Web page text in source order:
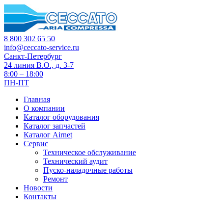
8 800 302 65 50
info@ceccato-service.ru
Санкт-Петербург
24 линия В.О., д. 3-7
8:00 – 18:00
ПН-ПТ
Главная
О компании
Каталог оборудования
Каталог запчастей
Каталог Airnet
Сервис
Техническое обслуживание
Технический аудит
Пуско-наладочные работы
Ремонт
Новости
Контакты